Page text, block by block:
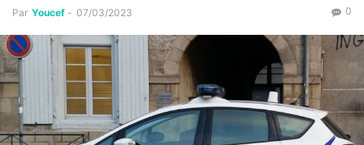
Par Youcef - 07/03/2023 0